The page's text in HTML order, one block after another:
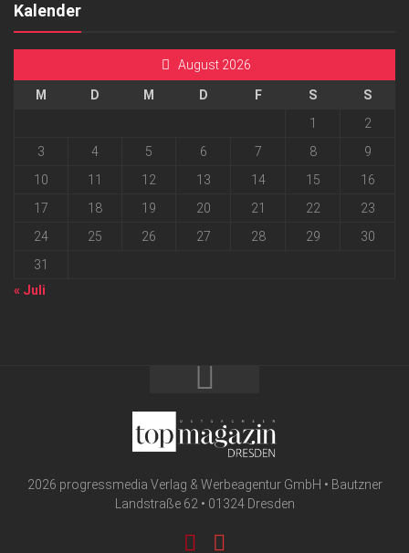
Kalender
August 2026
M D M D F S
S
1
2
3
4 5 6 7 8
9
10
11 12 13 14 15
16
17
18 19 20 21 22
23
24
25 26 27 28 29
30
31
« Juli
2026 progressmedia Verlag & Werbeagentur GmbH • Bautzner
Landstraße 62 • 01324 Dresden